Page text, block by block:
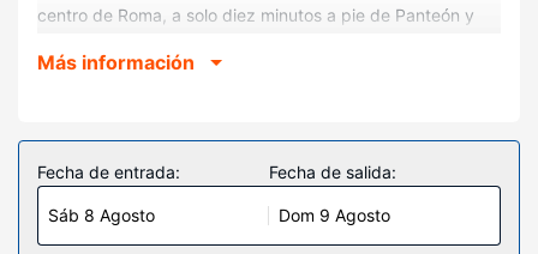
centro de Roma, a solo diez minutos a pie de Panteón y
0,7 km de Campo de' Fiori y a 0,9 km de Piazza Navona.
Te sentirás como en tu propia casa en cualquiera de las 84
habitaciones con aire acondicionado, minibar y televisión
de pantalla plana. Para los momentos de ocio, tienes una
por satélite. El baño privado con bañera o ducha está
provisto de bidés y secadores de pelo. Entre las
Más información
Fecha de entrada:
Sáb 8 Agosto
Fecha de salida:
Dom 9 Agosto